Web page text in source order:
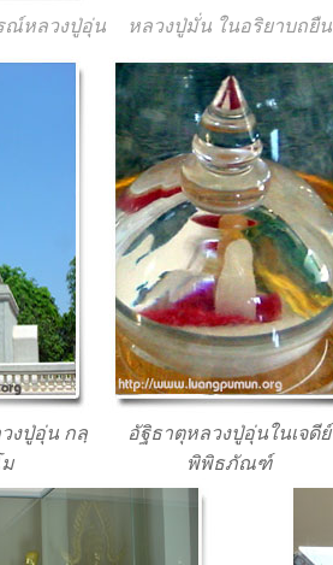
ณ์หลวงปู่อุ่น หลวงปู่มั่น ในอริยาบถยืน
งปู่อุ่น กลฺ
อัฐิธาตุหลวงปู่อุ่นในเจดีย์
พิพิธภัณฑ์